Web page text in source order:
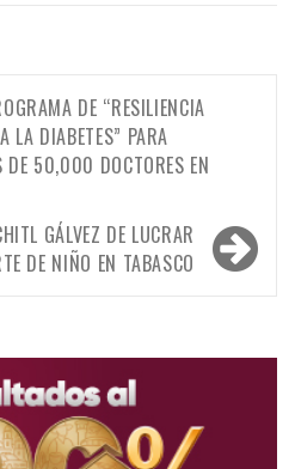
DE “RESILIENCIA
LA DIABETES” PARA
DE 50,000 DOCTORES EN
GÁLVEZ DE LUCRAR
DE NIÑO EN TABASCO